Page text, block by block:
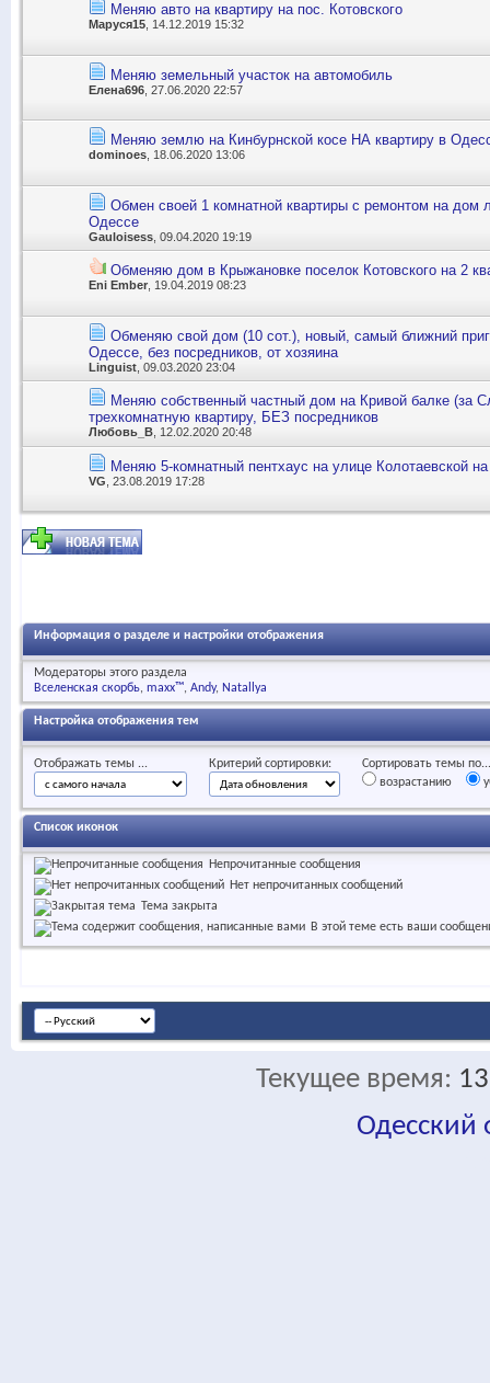
Меняю авто на квартиру на пос. Котовского
Маруся15 , 14.12.2019 15:32
Меняю земельный участок на автомобиль
Елена696 , 27.06.2020 22:57
Меняю землю на Кинбурнской косе НА квартиру в
dominoes , 18.06.2020 13:06
Обмен своей 1 комнатной квартиры с ремонтом на дом
Одессе
Gauloisess , 09.04.2020 19:19
Обменяю дом в Крыжановке поселок Котовского на 2
Eni Ember , 19.04.2019 08:23
Обменяю свой дом (10 сот.), новый, самый ближний
Одессе, без посредников, от хозяина
Linguist , 09.03.2020 23:04
Меняю собственный частный дом на Кривой балке (за
трехкомнатную квартиру, БЕЗ посредников
Любовь_В , 12.02.2020 20:48
Меняю 5-комнатный пентхаус на улице Колотаевской на
VG , 23.08.2019 17:28
Информация о разделе и настройки отображения
Модераторы этого раздела
Вселенская скорбь maxx™ Andy Natallya
Настройка отображения тем
Отображать темы ... Критерий сортировки:
Сортировать темы по...
возрастанию
Список иконок
Непрочитанные сообщения
Нет непрочитанных сообщений
Тема закрыта
В этой теме есть ваши
Текущее время:
Одесский